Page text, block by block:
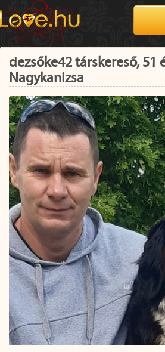
dezsőke42 társkereső, 51
Nagykanizsa